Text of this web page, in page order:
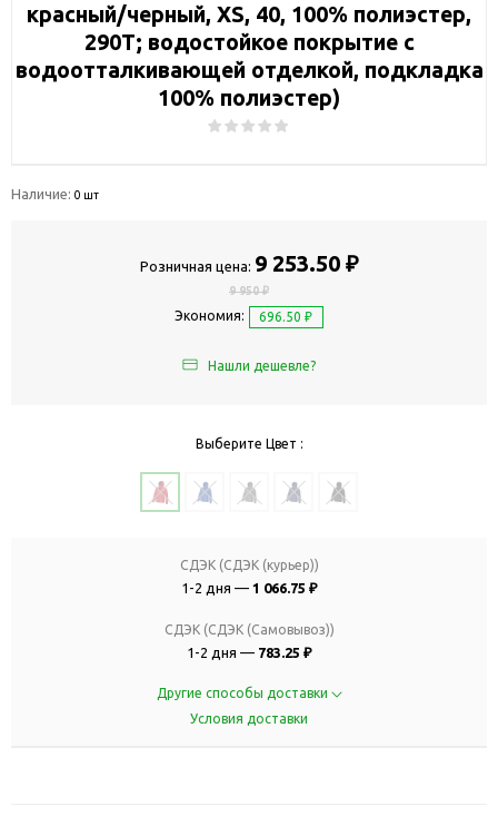
красный/черный, XS, 40, 100% полиэстер,
290Т; водостойкое покрытие с
водоотталкивающей отделкой, подкладка
100% полиэстер)
Наличие: 0 шт
Розничная цена: 9 253.50 ₽
9 950 ₽
Экономия: 696.50 ₽
Нашли дешевле?
Выберите Цвет :
СДЭК (СДЭК (курьер))
1-2 дня — 1 066.75 ₽
СДЭК (СДЭК (Самовывоз))
1-2 дня — 783.25 ₽
Другие способы доставки
Условия доставки